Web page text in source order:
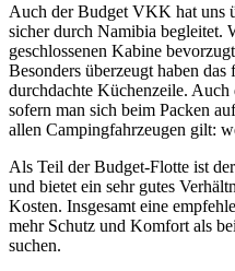
Auch der Budget VKK hat uns
sicher durch Namibia begleitet.
geschlossenen Kabine
Besonders überzeugt haben
durchdachte Küchenzeile. Auch
sofern man sich beim Packen
allen Campingfahrzeugen gilt:
Als Teil der Budget-Flotte ist
und bietet ein sehr gutes
Kosten. Insgesamt eine
mehr Schutz und Komfort als
suchen.